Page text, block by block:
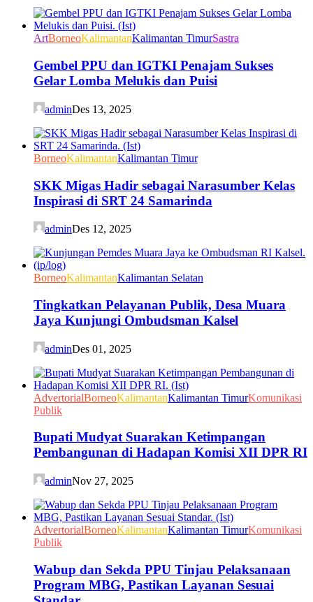
ArtBorneoKalimantanKalimantan TimurSastra
Gembel PPU dan IGTKI Penajam Sukses
Gelar Lomba Melukis dan Puisi
adminDes 13, 2025
BorneoKalimantanKalimantan Timur
SKK Migas Hadir sebagai Narasumber Kelas
Inspirasi di SRT 24 Samarinda
adminDes 12, 2025
BorneoKalimantanKalimantan Selatan
Tingkatkan Pelayanan Publik, Desa Muara
Jaya Kunjungi Ombudsman Kalsel
adminDes 01, 2025
AdvertorialBorneoKalimantanKalimantan TimurKomunikasi
Publik
Bupati Mudyat Suarakan Ketimpangan
Pembangunan di Hadapan Komisi XII DPR RI
adminNov 27, 2025
AdvertorialBorneoKalimantanKalimantan TimurKomunikasi
Publik
Wabup dan Sekda PPU Tinjau Pelaksanaan
Program MBG, Pastikan Layanan Sesuai